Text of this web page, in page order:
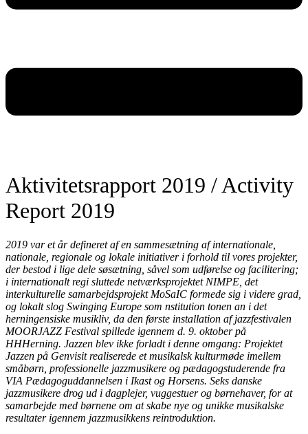
Aktivitetsrapport 2019 / Activity
Report 2019
2019 var et år defineret af en sammesætning af internationale,
nationale, regionale og lokale initiativer i forhold til vores projekter,
der bestod i lige dele søsætning, såvel som udførelse og facilitering;
i internationalt regi sluttede netværksprojektet NIMPE, det
interkulturelle samarbejdsprojekt MoSaIC formede sig i videre grad,
og lokalt slog Swinging Europe som nstitution tonen an i det
herningensiske musikliv, da den første installation af jazzfestivalen
MOORJAZZ Festival spillede igennem d. 9. oktober på
HHHerning. Jazzen blev ikke forladt i denne omgang: Projektet
Jazzen på Genvisit realiserede et musikalsk kulturmøde imellem
småbørn, professionelle jazzmusikere og pædagogstuderende fra
VIA Pædagoguddannelsen i Ikast og Horsens. Seks danske
jazzmusikere drog ud i dagplejer, vuggestuer og børnehaver, for at
samarbejde med børnene om at skabe nye og unikke musikalske
resultater igennem jazzmusikkens reintroduktion.